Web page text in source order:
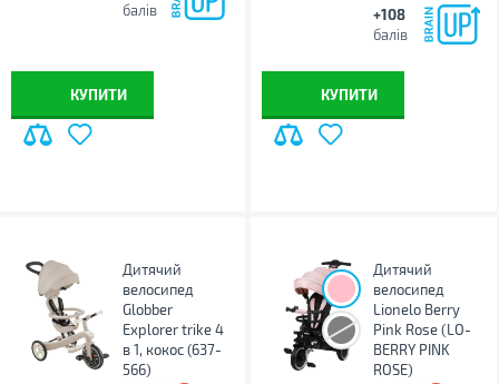
балів
КУПИТИ
+108
балів
КУПИТИ
Дитячий
велосипед
Globber
Explorer trike 4
в 1, кокос (637-
566)
Дитячий
велосипед
Lionelo Berry
Pink Rose (LO-
BERRY PINK
ROSE)